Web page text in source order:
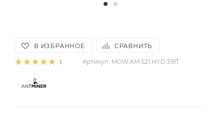
В ИЗБРАННОЕ СРАВНИТЬ
1 Артикул: MOW.AM.S21.HYD.319T